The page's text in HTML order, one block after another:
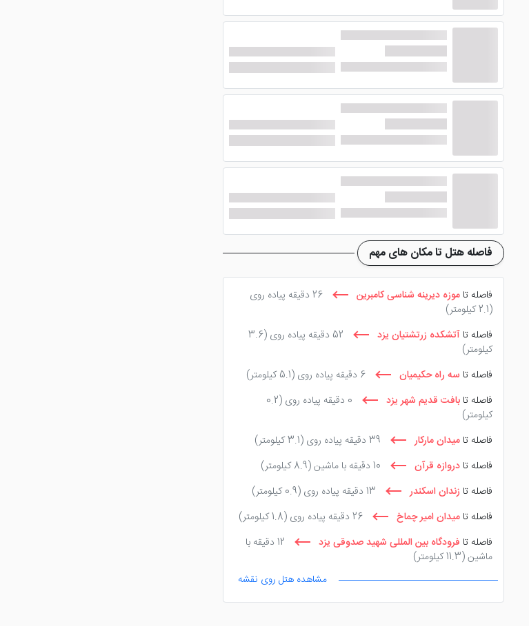
فاصله هتل تا مکان های مهم
فاصله تا موزه دیرینه شناسی کامبرین
26 دقیقه پیاده روی
(2.1 کیلومتر)
فاصله تا آتشکده زرتشتیان یزد 52 دقیقه پیاده روی
(3.6
کیلومتر)
فاصله تا سه راه حکیمیان 6 دقیقه پیاده روی
(5.1 کیلومتر)
فاصله تا بافت قدیم شهر یزد 0 دقیقه پیاده روی
(0.2
کیلومتر)
فاصله تا میدان مارکار 39 دقیقه پیاده روی
(3.1 کیلومتر)
فاصله تا دروازه قرآن 10 دقیقه با ماشین
(8.9 کیلومتر)
فاصله تا زندان اسکندر 13 دقیقه پیاده روی
(0.9 کیلومتر)
فاصله تا میدان امیر چماخ 26 دقیقه پیاده روی
(1.8 کیلومتر)
فاصله تا فرودگاه بین المللی شهید صدوقی یزد
12 دقیقه با
ماشین(11.3 کیلومتر)
فاصله تابقعه سید رکن الدین 0 دقیقه پیاده روی
(0.3
مشاهده هتل روی نقشه